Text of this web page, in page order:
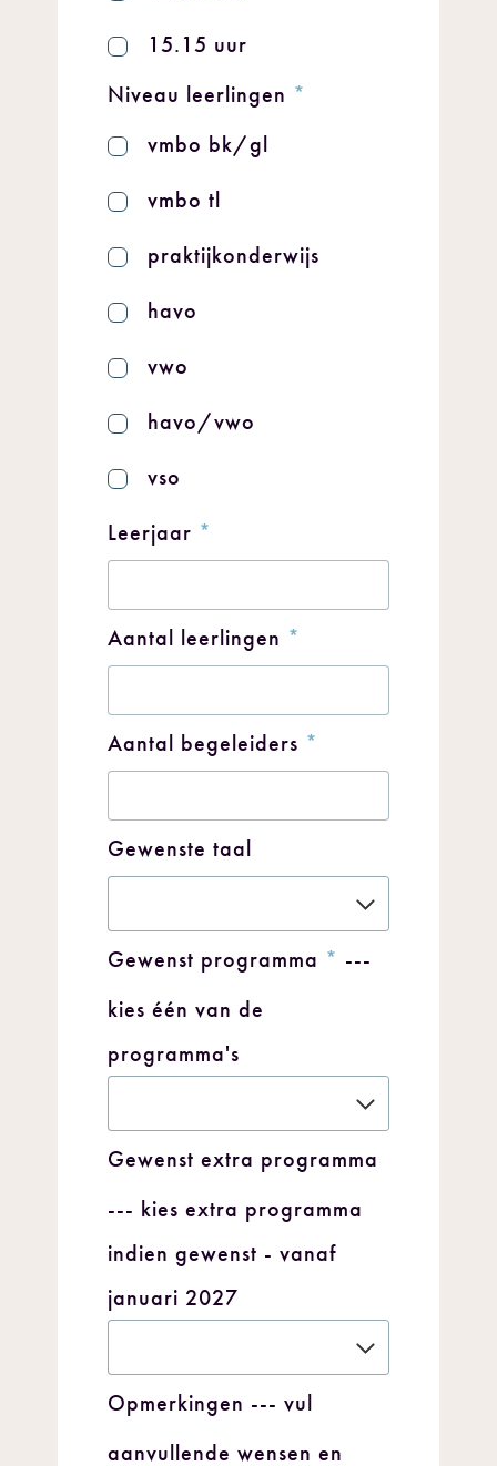
15.15 uur
Niveau leerlingen *
vmbo bk/gl
vmbo tl
praktijkonderwijs
havo
vwo
havo/vwo
vso
Leerjaar *
Aantal leerlingen *
Aantal begeleiders *
Gewenste taal
Gewenst programma * ---
kies één van de
programma's
Gewenst extra programma
--- kies extra programma
indien gewenst - vanaf
januari 2027
Opmerkingen --- vul
aanvullende wensen en